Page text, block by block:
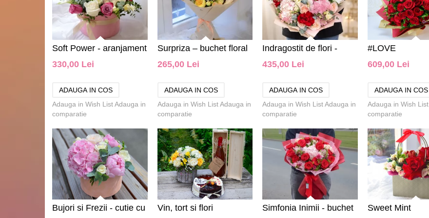
Soft Power - aranjament
floral
330,00 Lei
Adauga in Wish ListAdauga in
comparatie
Surpriza – buchet floral
265,00 Lei
Adauga in Wish List Adauga in
comparatie
Indragostit de flori -
buchet de flori
435,00 Lei
Adauga in Wish List Adauga in
comparatie
#LOVE
609,00 Lei
Adauga in Wish List
comparatie
Bujori si Frezii - cutie cu Vin, tort si flori Simfonia Inimii - buchet Sweet Mint